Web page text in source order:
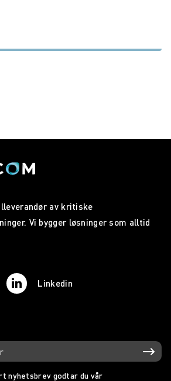
av kritiske
Vi bygger løsninger som alltid
Linkedin
nyhetsbrev godtar du vår